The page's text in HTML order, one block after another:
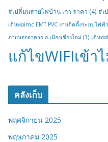
#เปลี่ยนสายไฟบ้าน เก่า ราคา (4) #เ
เดินท่อimc EMT PVC งานติดตั้งระบบไฟ
ภายนอกอาคาร อ.เมืองเชียงใหม่ (3) เดินท่
แก้ไขWIFIเข้า
คลังเก็บ
พฤศจิกายน 2025
พฤษภาคม 2025